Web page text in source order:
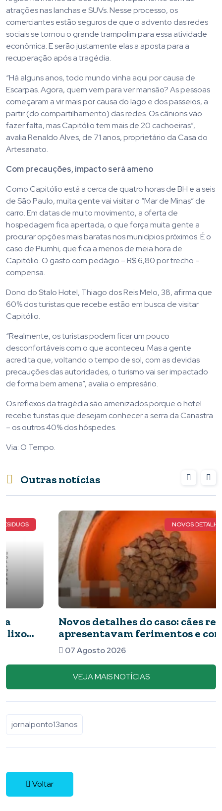
atrações nas lanchas e SUVs. Nesse processo, os
comerciantes estão seguros de que o advento das redes
sociais se tornou o grande trampolim para essa atividade
econômica. E serão justamente elas a aposta para a
recuperação após a tragédia.
“Há alguns anos, todo mundo vinha aqui por causa de
Escarpas. Agora, quem vem para ver mansão? As pessoas
começaram a vir mais por causa do lago e dos passeios, a
partir (do compartilhamento) das redes. Os cânions vão
fazer falta, mas Capitólio tem mais de 20 cachoeiras”,
avalia Renaldo Alves, de 71 anos, proprietário da Casa do
Artesanato.
Com precauções, impacto será ameno
Como Capitólio está a cerca de quatro horas de BH e a seis
de São Paulo, muita gente vai visitar o “Mar de Minas” de
carro. Em datas de muito movimento, a oferta de
hospedagem fica apertada, o que força muita gente a
procurar opções mais baratas nos municípios próximos. É o
caso de Piumhi, que fica a menos de meia hora de
Capitólio. O gasto com pedágio – R$ 6,80 por trecho –
compensa.
Dono do Stalo Hotel, Thiago dos Reis Melo, 38, afirma que
60% dos turistas que recebe estão em busca de visitar
Capitólio.
“Realmente, os turistas podem ficar um pouco
desconfortáveis com o que aconteceu. Mas a gente
acredita que, voltando o tempo de sol, com as devidas
precauções das autoridades, o turismo vai ser impactado
de forma bem amena”, avalia o empresário.
Os reflexos da tragédia são amenizados porque o hotel
recebe turistas que desejam conhecer a serra da Canastra
– os outros 40% dos hóspedes.
Via: O Tempo.
Outras notícias
NOVOS DETALHES DO CASO
Novos detalhes do caso: cães resgatados
apresentavam ferimentos e comida com
07 Agosto 2026
VEJA MAIS NOTÍCIAS
jornalponto13anos
Voltar